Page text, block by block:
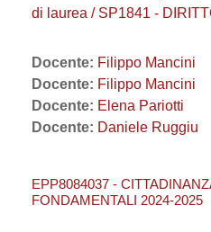
di laurea / SP1841 -
Docente: Filippo Mancini
Docente: Filippo Mancini
Docente: Elena Pariotti
Docente: Daniele Ruggiu
EPP8084037 -
FONDAMENTALI 2024-2025